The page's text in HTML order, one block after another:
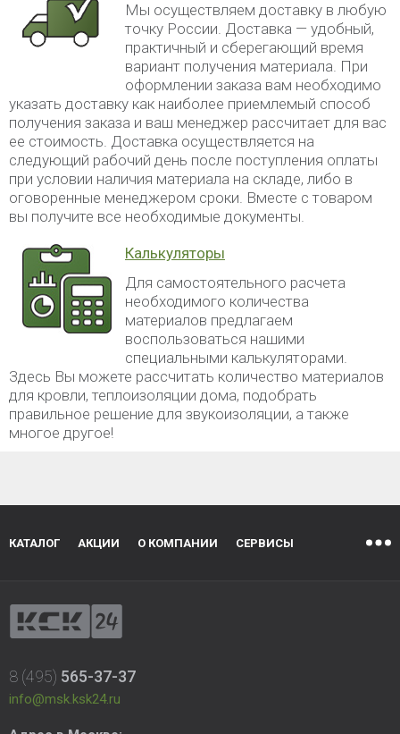
Мы осуществляем доставку в любую
точку России. Доставка — удобный,
практичный и сберегающий время
вариант получения материала. При
оформлении заказа вам необходимо
указать доставку как наиболее приемлемый способ
получения заказа и ваш менеджер рассчитает для вас
ее стоимость. Доставка осуществляется на
следующий рабочий день после поступления оплаты
при условии наличия материала на складе, либо в
оговоренные менеджером сроки. Вместе с товаром
вы получите все необходимые документы.
Калькуляторы
Для самостоятельного расчета
необходимого количества
материалов предлагаем
воспользоваться нашими
специальными калькуляторами.
Здесь Вы можете рассчитать количество материалов
для кровли, теплоизоляции дома, подобрать
правильное решение для звукоизоляции, а также
многое другое!
КАТАЛОГ АКЦИИ О КОМПАНИИ СЕРВИСЫ
8 (495) 565-37-37
info@msk.ksk24.ru